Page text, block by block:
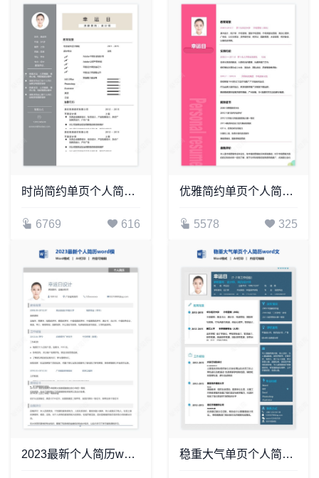
时尚简约单页个人简历word文档(12)
6769 616
优雅简约单页个人简历word文档(17)
5578 325
2023最新个人简历word模板(17) 稳重大气单页个人简历word文档(23)